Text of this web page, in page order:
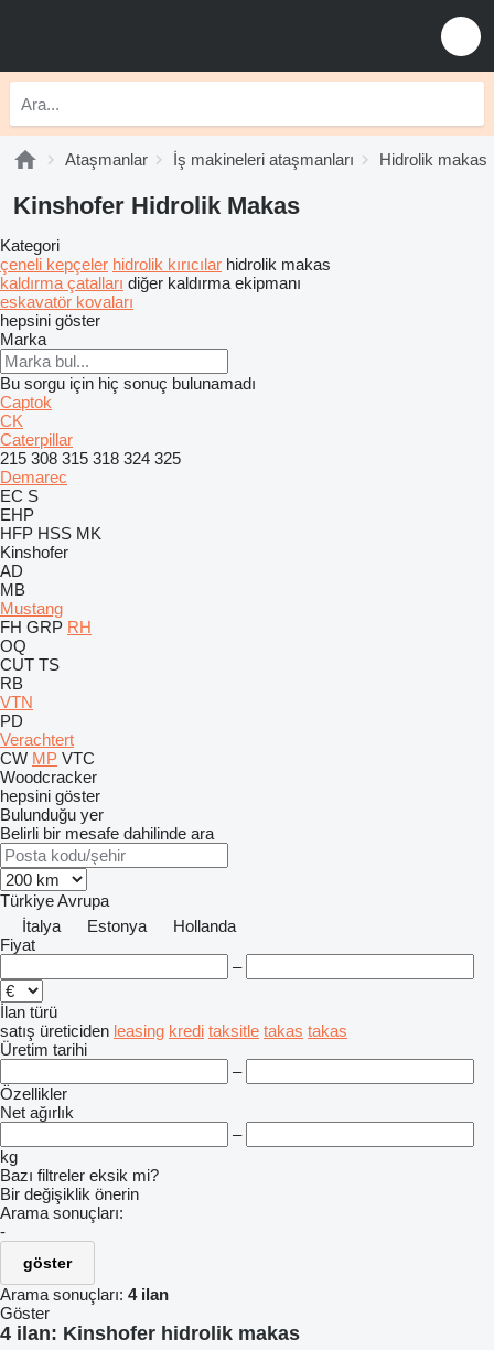
Ataşmanlar İş makineleri ataşmanları Hidrolik makas
Kinshofer Hidrolik Makas
Kategori
çeneli kepçeler hidrolik kırıcılar hidrolik makas
kaldırma çatalları diğer kaldırma ekipmanı
eskavatör kovaları
hepsini göster
Marka
Bu sorgu için hiç sonuç bulunamadı
Captok
CK
Caterpillar
215 308 315 318 324 325
Demarec
EC S
EHP
HFP HSS MK
Kinshofer
AD
MB
Mustang
FH GRP RH
OQ
CUT TS
RB
VTN
PD
Verachtert
CW MP VTC
Woodcracker
hepsini göster
Bulunduğu yer
Belirli bir mesafe dahilinde ara
TürkiyeAvrupa
İtalya
Estonya
Hollanda
Fiyat
–
İlan türü
satış üreticiden leasing kredi taksitle takas takas
Üretim tarihi
–
Özellikler
Net ağırlık
–
kg
Bazı filtreler eksik mi?
Bir değişiklik önerin
Arama sonuçları:
-
göster
Arama sonuçları: 4 ilan
Göster
4 ilan: Kinshofer hidrolik makas